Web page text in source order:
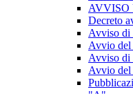
AVVISO
Decreto
Avviso di
Avvio del
Avviso di
Avvio del